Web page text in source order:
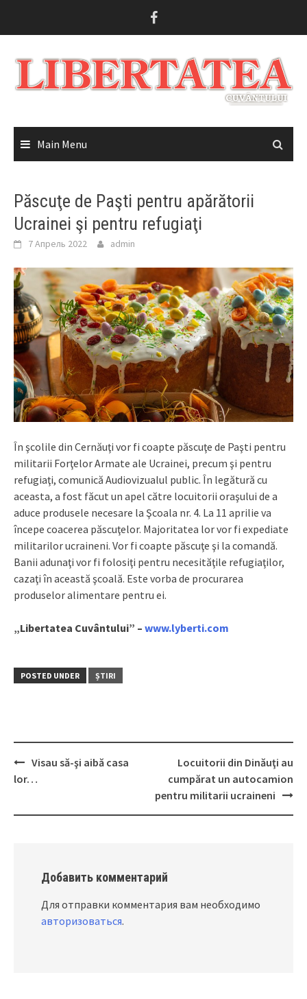
Main Menu
Păscuţe de Paşti pentru apărătorii
Ucrainei şi pentru refugiaţi
7 Апрель 2022 admin
În şcolile din Cernăuţi vor fi coapte păscuţe de Paşti pentru
militarii Forţelor Armate ale Ucrainei, precum şi pentru
refugiaţi, comunică Audiovizualul public. În legătură cu
aceasta, a fost făcut un apel către locuitorii oraşului de a
aduce produsele necesare la Şcoala nr. 4. La 11 aprilie va
începe coacerea păscuţelor. Majoritatea lor vor fi expediate
militarilor ucraineni. Vor fi coapte păscuţe şi la comandă.
Banii adunaţi vor fi folosiţi pentru necesităţile refugiaţilor,
cazaţi în această şcoală. Este vorba de procurarea
produselor alimentare pentru ei.
„Libertatea Cuvântului” – www.lyberti.com
POSTED UNDER ȘTIRI
Post
Visau să-şi aibă casa
lor…
Locuitorii din Dinăuţi au
cumpărat un autocamion
pentru militarii ucraineni
Добавить комментарий
Для отправки комментария вам необходимо
авторизоваться.